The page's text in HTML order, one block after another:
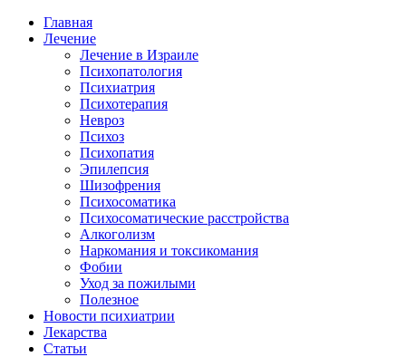
Главная
Лечение
Лечение в Израиле
Психопатология
Психиатрия
Психотерапия
Невроз
Психоз
Психопатия
Эпилепсия
Шизофрения
Психосоматика
Психосоматические расстройства
Алкоголизм
Наркомания и токсикомания
Фобии
Уход за пожилыми
Полезное
Новости психиатрии
Лекарства
Статьи